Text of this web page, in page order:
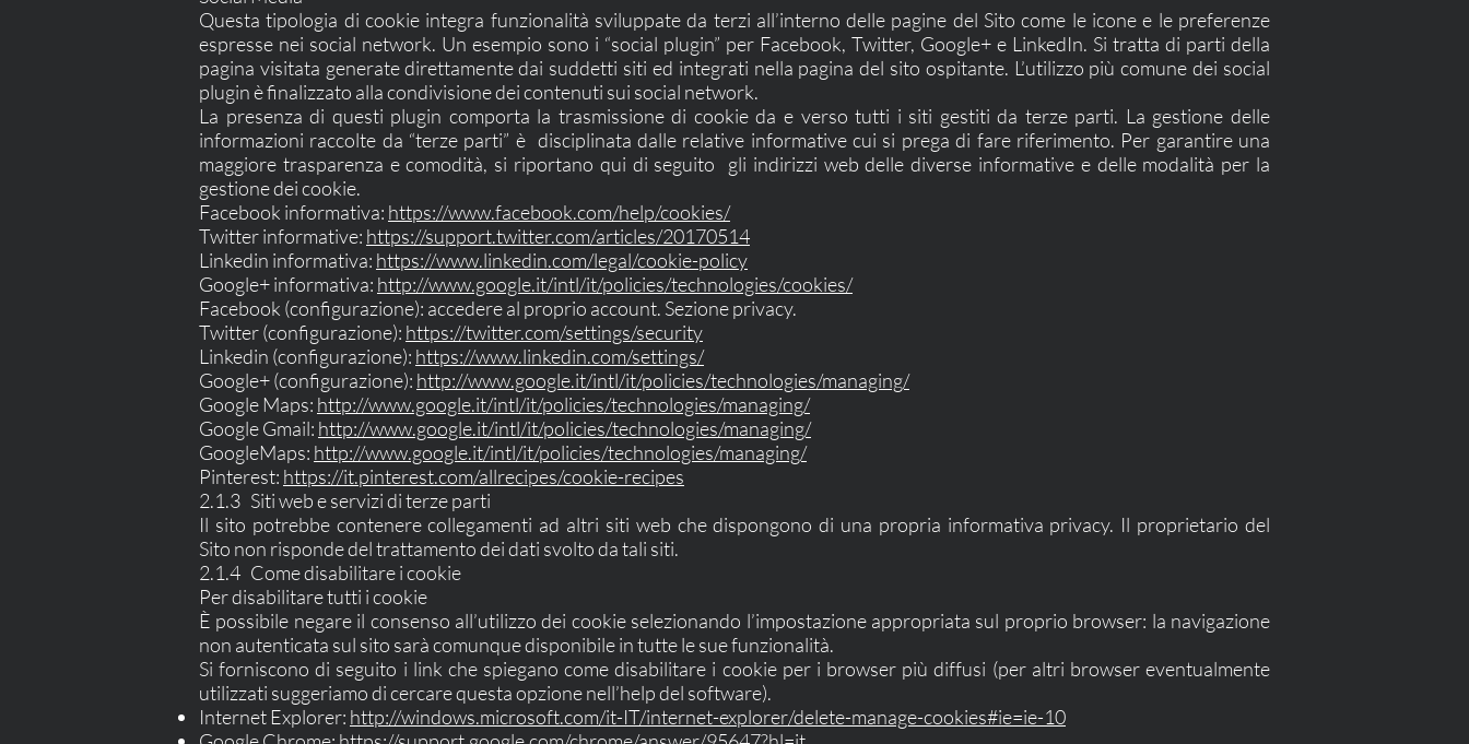
Questa tipologia di cookie integra funzionalità sviluppate da terzi all’interno delle pagine del Sito come le icone e le preferenze
espresse nei social network. Un esempio sono i “social plugin” per Facebook, Twitter, Google+ e LinkedIn. Si tratta di parti della
pagina visitata generate direttamente dai suddetti siti ed integrati nella pagina del sito ospitante. L’utilizzo più comune dei social
plugin è finalizzato alla condivisione dei contenuti sui social network.
La presenza di questi plugin comporta la trasmissione di cookie da e verso tutti i siti gestiti da terze parti. La gestione delle
informazioni raccolte da “terze parti” è disciplinata dalle relative informative cui si prega di fare riferimento. Per garantire una
maggiore trasparenza e comodità, si riportano qui di seguito gli indirizzi web delle diverse informative e delle modalità per la
gestione dei cookie.
Facebook informativa: https://www.facebook.com/help/cookies/
Twitter informative: https://support.twitter.com/articles/20170514
Linkedin informativa: https://www.linkedin.com/legal/cookie-policy
Google+ informativa: http://www.google.it/intl/it/policies/technologies/cookies/
Facebook (configurazione): accedere al proprio account. Sezione privacy.
Twitter (configurazione): https://twitter.com/settings/security
Linkedin (configurazione): https://www.linkedin.com/settings/
Google+ (configurazione): http://www.google.it/intl/it/policies/technologies/managing/
Google Maps: http://www.google.it/intl/it/policies/technologies/managing/
Google Gmail: http://www.google.it/intl/it/policies/technologies/managing/
GoogleMaps: http://www.google.it/intl/it/policies/technologies/managing/
Pinterest: https://it.pinterest.com/allrecipes/cookie-recipes
2.1.3 Siti web e servizi di terze parti
Il sito potrebbe contenere collegamenti ad altri siti web che dispongono di una propria informativa privacy. Il proprietario del
Sito non risponde del trattamento dei dati svolto da tali siti.
2.1.4 Come disabilitare i cookie
Per disabilitare tutti i cookie
È possibile negare il consenso all’utilizzo dei cookie selezionando l’impostazione appropriata sul proprio browser: la navigazione
non autenticata sul sito sarà comunque disponibile in tutte le sue funzionalità.
Si forniscono di seguito i link che spiegano come disabilitare i cookie per i browser più diffusi (per altri browser eventualmente
utilizzati suggeriamo di cercare questa opzione nell’help del software).
Internet Explorer: http://windows.microsoft.com/it-IT/internet-explorer/delete-manage-cookies#ie=ie-10